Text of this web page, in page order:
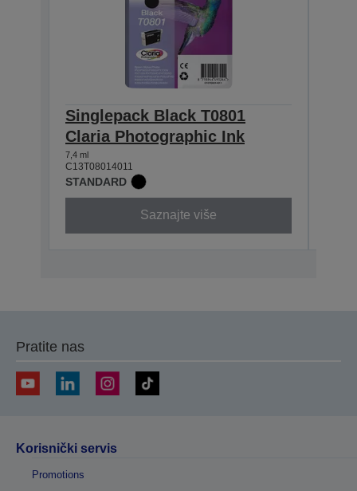
Singlepack Black T0801
Claria Photographic Ink
7,4 ml
C13T08014011
STANDARD
Saznajte više
Pratite nas
Korisnički servis
Promotions